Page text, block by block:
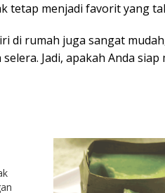
tetap menjadi favorit yang
di rumah juga sangat
Jadi, apakah Anda